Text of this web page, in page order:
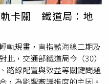
拉下地獄」、「台灣很幸
作達成的，請一起維持這
、「在台灣久了，真的不
他國家的台灣人都知道，在
英國待完2年回來的我變得
卡關 鐵道局：地
軌規畫，直指藍海線二期及
此，交通部鐵道局今（30）
路線配置與效益等關鍵問題
，為影響審議進度的主因。